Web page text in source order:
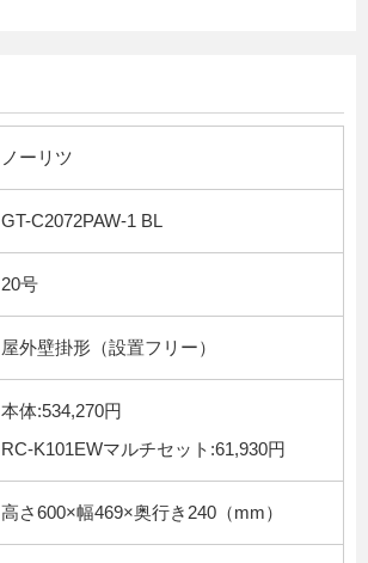
ノーリツ
GT-C2072PAW-1 BL
20号
屋外壁掛形（設置フリー）
本体:534,270円
RC-K101EWマルチセット:61,930円
高さ600×幅469×奥行き240（mm）